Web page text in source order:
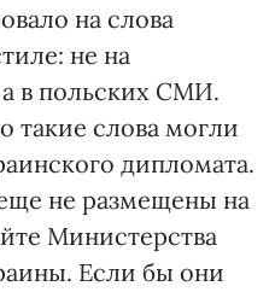
на слова
не на
в польских СМИ.
такие слова могли
дипломата.
не размещены на
Министерства
Если бы они